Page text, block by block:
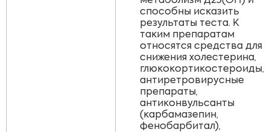
способны исказить
результаты теста. К
таким препаратам
относятся средства для
снижения холестерина,
глюкокортикостероиды,
антиретровирусные
препараты,
антиконвульсанты
(карбамазепин,
фенобарбитал),